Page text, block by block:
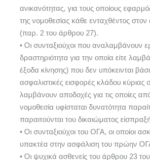
ανικανότητας, για τους οποίους
της νομοθεσίας κάθε ενταχθέντος
(παρ. 2 του άρθρου 27).
• Οι συνταξιούχοι που αναλαμβάνουν
δραστηριότητα για την οποία είτε
έξοδα κίνησης) που δεν υπόκεινται
ασφαλιστικές εισφορές κλάδου κύριας
λαμβάνουν αποδοχές για τις οποίες
νομοθεσία υφίσταται δυνατότητα
παραιτούνται του δικαιώματος
• Οι συνταξιούχοι του ΟΓΑ, οι οποίοι
υπακτέα στην ασφάλιση του πρώην
• Οι ψυχικά ασθενείς του άρθρου 23